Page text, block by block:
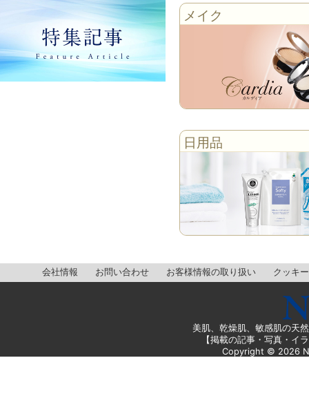
メイク
日用品
会社情報 お問い合わせ お客様情報の取り扱い クッキ
美肌、乾燥肌、敏感肌の天
【掲載の記事・写真・イ
Copyright © 2026